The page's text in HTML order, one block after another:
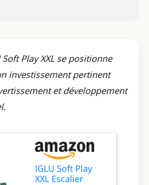
Soft Play XXL se positionne
investissement pertinent
et développement
IGLU Soft Play
XXL Escalier